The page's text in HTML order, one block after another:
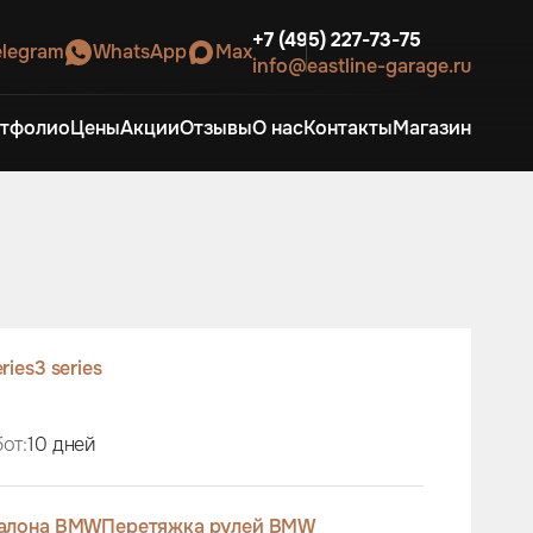
WhatsApp Max+7 (495) 227-73-75
info@eastline-garage.ru
ЦеныАкцииОтзывыО насКонтактыМагазин
3 series
10 дней
BMWПеретяжка рулей BMW